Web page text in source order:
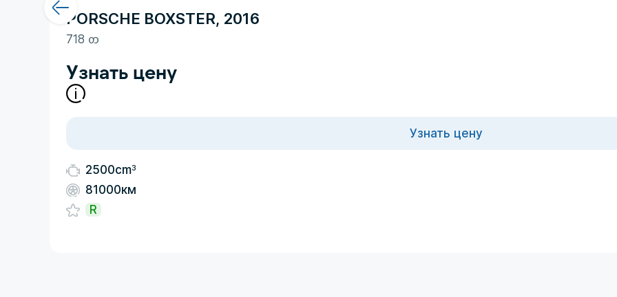
2500cm3
81000км
R
PORSCHE BOXSTER, 2016
718 ᦎ
Узнать цену
Узнать цену